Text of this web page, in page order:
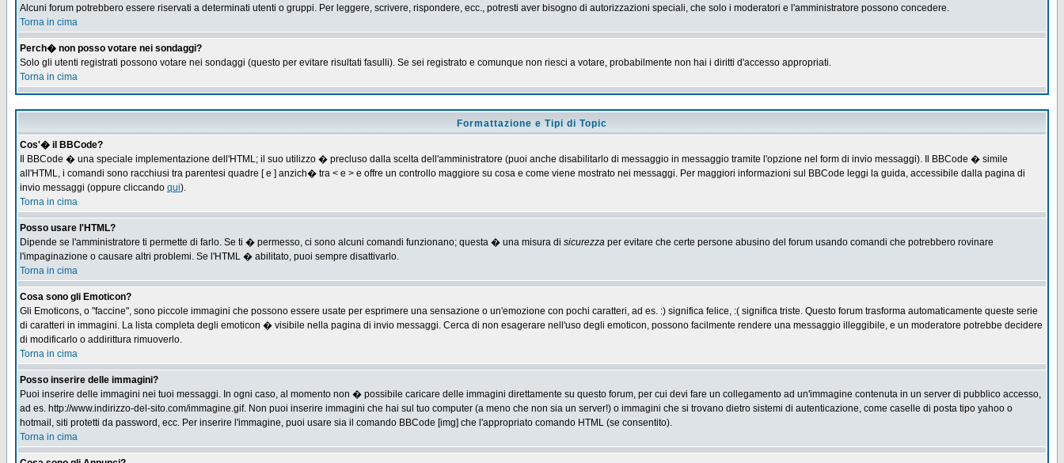
Alcuni forum potrebbero essere riservati a determinati utenti o gruppi. Per leggere, scrivere, rispondere, ecc., potresti aver bisogno di autorizzazioni speciali, che solo i moderatori e l'amministratore possono concedere.
Torna in cima
Perch� non posso votare nei sondaggi?
Solo gli utenti registrati possono votare nei sondaggi (questo per evitare risultati fasulli). Se sei registrato e comunque non riesci a votare, probabilmente non hai i diritti d'accesso appropriati.
Torna in cima
Formattazione e Tipi di Topic
Cos'� il BBCode?
Il BBCode � una speciale implementazione dell'HTML; il suo utilizzo � precluso dalla scelta dell'amministratore (puoi anche disabilitarlo di messaggio in messaggio tramite l'opzione nel form di invio messaggi). Il BBCode � simile
all'HTML, i comandi sono racchiusi tra parentesi quadre [ e ] anzich� tra < e > e offre un controllo maggiore su cosa e come viene mostrato nei messaggi. Per maggiori informazioni sul BBCode leggi la guida, accessibile dalla pagina di
invio messaggi (oppure cliccando qui).
Torna in cima
Posso usare l'HTML?
Dipende se l'amministratore ti permette di farlo. Se ti � permesso, ci sono alcuni comandi funzionano; questa � una misura di sicurezza per evitare che certe persone abusino del forum usando comandi che potrebbero rovinare
l'impaginazione o causare altri problemi. Se l'HTML � abilitato, puoi sempre disattivarlo.
Torna in cima
Cosa sono gli Emoticon?
Gli Emoticons, o "faccine", sono piccole immagini che possono essere usate per esprimere una sensazione o un'emozione con pochi caratteri, ad es. :) significa felice, :( significa triste. Questo forum trasforma automaticamente queste serie
di caratteri in immagini. La lista completa degli emoticon � visibile nella pagina di invio messaggi. Cerca di non esagerare nell'uso degli emoticon, possono facilmente rendere una messaggio illeggibile, e un moderatore potrebbe decidere
di modificarlo o addirittura rimuoverlo.
Torna in cima
Posso inserire delle immagini?
Puoi inserire delle immagini nei tuoi messaggi. In ogni caso, al momento non � possibile caricare delle immagini direttamente su questo forum, per cui devi fare un collegamento ad un'immagine contenuta in un server di pubblico accesso,
ad es. http://www.indirizzo-del-sito.com/immagine.gif. Non puoi inserire immagini che hai sul tuo computer (a meno che non sia un server!) o immagini che si trovano dietro sistemi di autenticazione, come caselle di posta tipo yahoo o
hotmail, siti protetti da password, ecc. Per inserire l'immagine, puoi usare sia il comando BBCode [img] che l'appropriato comando HTML (se consentito).
Torna in cima